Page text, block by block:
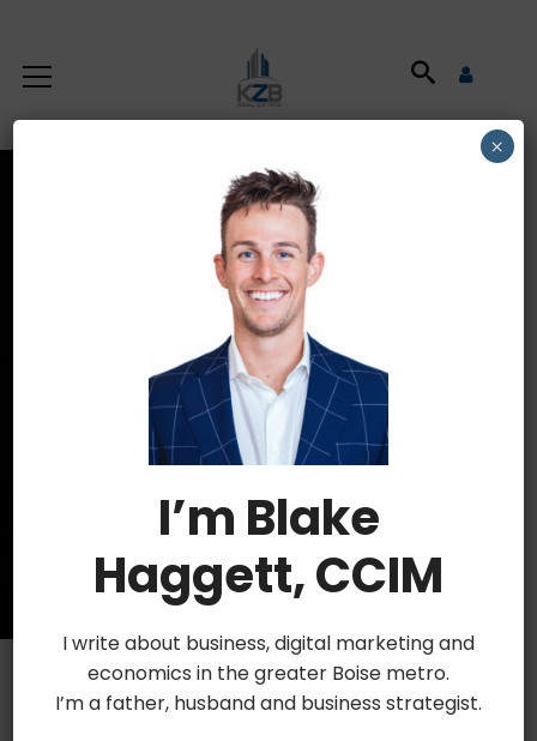
Latest News
BUILDING
I’m Blake
Haggett, CCIM
I write about business, digital marketing and
economics in the greater Boise metro.
I’m a father, husband and business strategist.
×